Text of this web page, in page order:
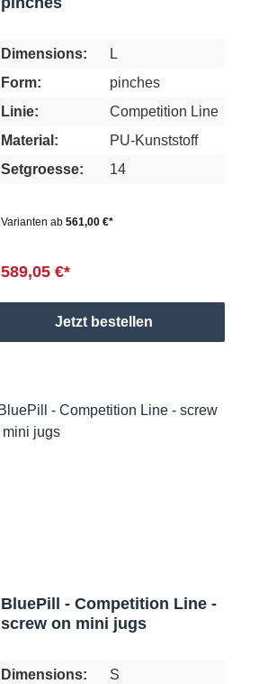
Dimensions:
L
Form:
pinches
Linie:
Competition Line
Material:
PU-Kunststoff
Setgroesse:
14
Varianten ab 561,00 €*
589,05 €*
Jetzt bestellen
BluePill - Competition Line -
screw on mini jugs
Dimensions:
S